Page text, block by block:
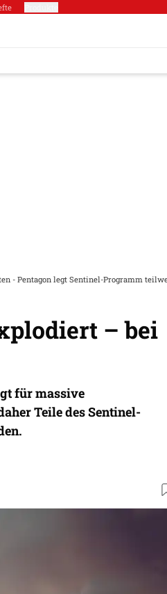
- Pentagon legt Sentinel-Programm
– bei
für massive
Teile des Sentinel-